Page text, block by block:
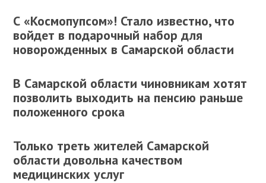
С «Космопупсом»! Стало известно, что
войдет в подарочный набор для
новорожденных в Самарской области
В Самарской области чиновникам хотят
позволить выходить на пенсию раньше
положенного срока
Только треть жителей Самарской
области довольна качеством
медицинских услуг